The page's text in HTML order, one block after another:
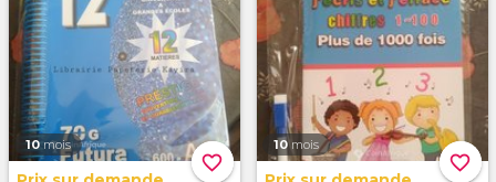
favorite_border
10 mois
favorite_border
10 mois